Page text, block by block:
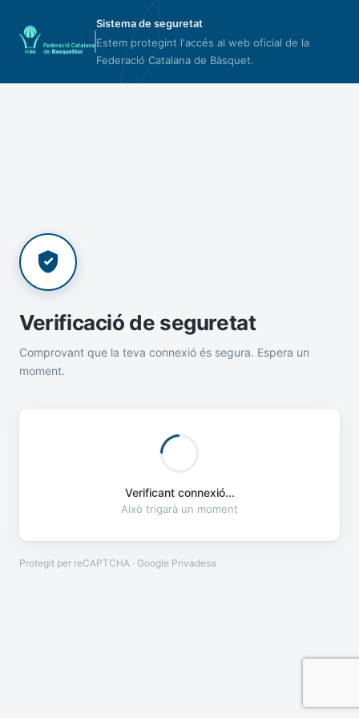
Sistema de seguretat
Estem protegint l'accés al web oficial de la
Federació Catalana de Bàsquet.
Verificació de seguretat
Comprovant que la teva connexió és segura. Espera un
moment.
Verificant connexió...
Això trigarà un moment
Protegit per reCAPTCHA · Google Privadesa